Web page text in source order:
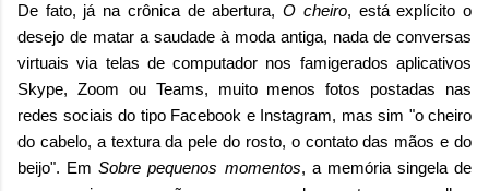
De fato, já na crônica de abertura,O cheiro, está explícito o
desejo de matar a saudade à moda antiga, nada de conversas
virtuais via telas de computador nos famigerados aplicativos
Skype, Zoom ou Teams, muito menos fotos postadas nas
redes sociais do tipo Facebook e Instagram, mas sim "o cheiro
do cabelo, a textura da pele do rosto, o contato das mãos e do
beijo". EmSobre pequenos momentos, a memória singela de